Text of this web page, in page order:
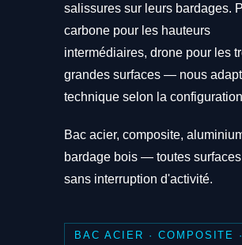
salissures sur leurs bardages.
carbone pour les hauteurs
intermédiaires, drone pour les
grandes surfaces — nous
technique selon la
Bac acier, composite,
bardage bois — toutes
sans interruption d'activité.
BAC ACIER · COMPOSITE ·